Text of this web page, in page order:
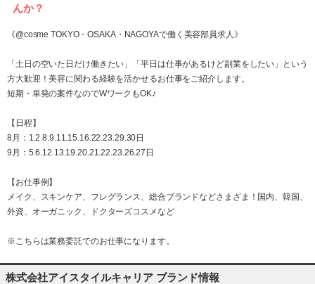
んか？
《@cosme TOKYO・OSAKA・NAGOYAで働く美容部員求人》
「土日の空いた日だけ働きたい」「平日は仕事があるけど副業をしたい」という
方大歓迎！美容に関わる経験を活かせるお仕事をご紹介します。
短期・単発の案件なのでWワークもOK♪
【日程】
8月：1.2.8.9.11.15.16.22.23.29.30日
9月：5.6.12.13.19.20.21.22.23.26.27日
【お仕事例】
メイク、スキンケア、フレグランス、総合ブランドなどさまざま！国内、韓国、
外資、オーガニック、ドクターズコスメなど
※こちらは業務委託でのお仕事になります。
株式会社アイスタイルキャリア ブランド情報